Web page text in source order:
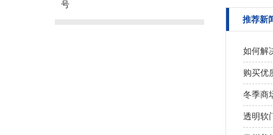
号
推荐新
如何解
购买优
冬季商
透明软